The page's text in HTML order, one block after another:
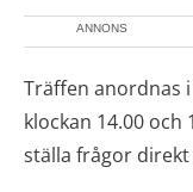
ANNONS
Träffen anordnas
klockan 14.00 och
ställa frågor